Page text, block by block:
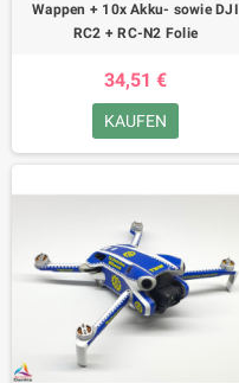
Wappen + 10x Akku- sowie DJI
RC2 + RC-N2 Folie
34,51 €
KAUFEN